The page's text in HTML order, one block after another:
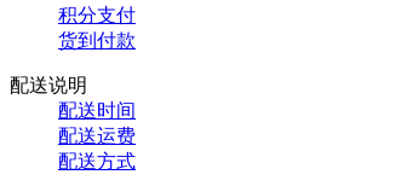
积分支付
货到付款
配送说明
配送时间
配送运费
配送方式